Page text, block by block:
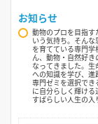
お知らせ
動物のプロを目指す
いう気持ち。そん
を育てている専門
ん、動物・自然好
なってきました。
への知識を学び、
専門ゼミを選択で
に自分らしく輝け
すばらしい人生の入